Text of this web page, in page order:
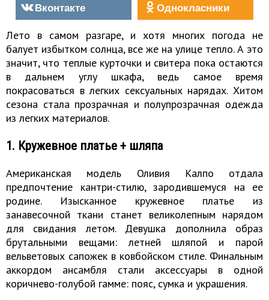
Вконтакте
Однокласники
Лето в самом разгаре, и хотя многих погода не
балует избытком солнца, все же на улице тепло. А это
значит, что теплые курточки и свитера пока остаются
в дальнем углу шкафа, ведь самое время
покрасоваться в легких сексуальных нарядах. Хитом
сезона стала прозрачная и полупрозрачная одежда
из легких материалов.
1. Кружевное платье + шляпа
Американская модель Оливия Калпо отдала
предпочтение кантри-стилю, зародившемуся на ее
родине. Изысканное кружевное платье из
занавесочной ткани станет великолепным нарядом
для свидания летом. Девушка дополнила образ
брутальными вещами: летней шляпой и парой
вельветовых сапожек в ковбойском стиле. Финальным
аккордом ансамбля стали аксессуары в одной
коричнево-голубой гамме: пояс, сумка и украшения.